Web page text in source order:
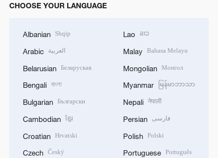
CHOOSE YOUR LANGUAGE
Albanian Shqip
Arabic العربية
Belarusian Беларуская
Bengali বাংলা
Bulgarian Български
Cambodian ខ្មែរ
Croatian Hrvatski
Czech Český
Lao ລາວ
Malay Bahasa Melayu
Mongolian Монгол
Myanmar မြန်မာဘာသာ
Nepali नेपाली
Persian فارسی
Polish Polski
Portuguese Português